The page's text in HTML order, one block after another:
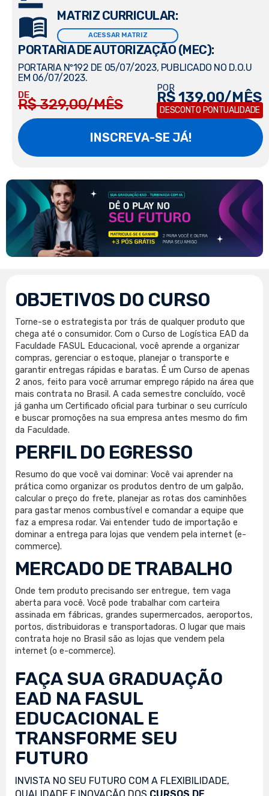
MATRIZ CURRICULAR:
ACESSAR MATRIZ
PORTARIA DE AUTORIZAÇÃO (MEC):
PORTARIA Nº192 DE 05/07/2023, PUBLICADO NO D.O.U
EM 06/07/2023.
DE
R$ 329,00/MÊS
POR
R$ 139,00/MÊS
DESCONTO PONTUALIDADE
INSCREVA-SE JÁ!
OBJETIVOS DO CURSO
Torne-se o estrategista por trás de qualquer produto que
chega até o consumidor. Com o Curso de Logística EAD da
Faculdade FASUL Educacional, você aprende a organizar
compras, gerenciar o estoque, planejar o transporte e
garantir entregas rápidas e baratas. É um Curso de apenas
2 anos, feito para você arrumar emprego rápido na área que
mais contrata no Brasil. A cada semestre concluído, você
já ganha um Certificado oficial para turbinar o seu currículo
e buscar promoções na sua empresa antes mesmo do fim
da Faculdade.
PERFIL DO EGRESSO
Resumo do que você vai dominar: Você vai aprender na
prática como organizar os produtos dentro de um galpão,
calcular o preço do frete, planejar as rotas dos caminhões
para gastar menos combustível e comandar a equipe que
faz a empresa rodar. Vai entender tudo de importação e
dominar a entrega para lojas que vendem pela internet (e-
commerce).
MERCADO DE TRABALHO
Onde tem produto precisando ser entregue, tem vaga
aberta para você. Você pode trabalhar com carteira
assinada em fábricas, grandes supermercados, aeroportos,
portos, distribuidoras e transportadoras. O lugar que mais
contrata hoje no Brasil são as lojas que vendem pela
internet (o e-commerce).
FAÇA SUA GRADUAÇÃO
EAD NA FASUL
EDUCACIONAL E
TRANSFORME SEU
FUTURO
INVISTA NO SEU FUTURO COM A FLEXIBILIDADE,
QUALIDADE E INOVAÇÃO DOS CURSOS DE